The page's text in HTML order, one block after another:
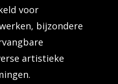
voor
bijzondere
artistieke